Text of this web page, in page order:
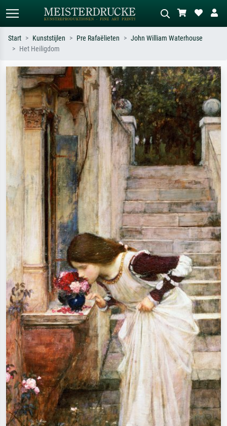
Zoek op kunstenaar, titel of stijl – bijv.
Monet, Sterrennacht, impressionisme,
Hokusai-golf, naakt.
Beschrijf de scène – bijv. groene
weide, abstract met veel rood, donker
olieverfschilderij, staand naakt naast
een boom.
Start Kunststijlen Pre Rafaëlieten
John William Waterhouse
Het Heiligdom